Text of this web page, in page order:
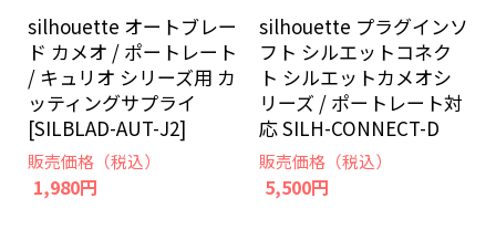
silhouette オートブレー
ド カメオ / ポートレート
/ キュリオ シリーズ用 カ
ッティングサプライ
[SILBLAD-AUT-J2]
販売価格（税込）
1,980円
silhouette プラグインソ
フト シルエットコネク
ト シルエットカメオシ
リーズ / ポートレート対
応 SILH-CONNECT-D
販売価格（税込）
5,500円